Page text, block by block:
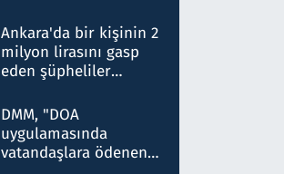
ifadelerinden ortaya
çıkan tablo şok etti
Ankara'da bir kişinin 2
milyon lirasını gasp
eden şüpheliler
DMM, "DOA
uygulamasında
vatandaşlara ödenen